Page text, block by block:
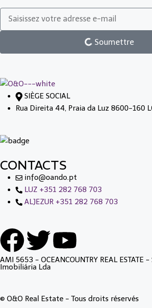
Soumettre
SIÈGE SOCIAL
Rua Direita 44, Praia da Luz 8600-160
CONTACTS
info@oando.pt
LUZ +351 282 768 703
ALJEZUR +351 282 768 703
AMI 5653 - OCEANCOUNTRY REAL ESTATE -
Imobiliária Lda
© O&O Real Estate - Tous droits réservés